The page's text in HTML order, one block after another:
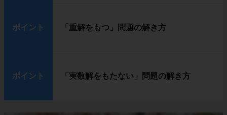
ポイント 「重解をもつ」問題の解き方
ポイント 「実数解をもたない」問題の解き方